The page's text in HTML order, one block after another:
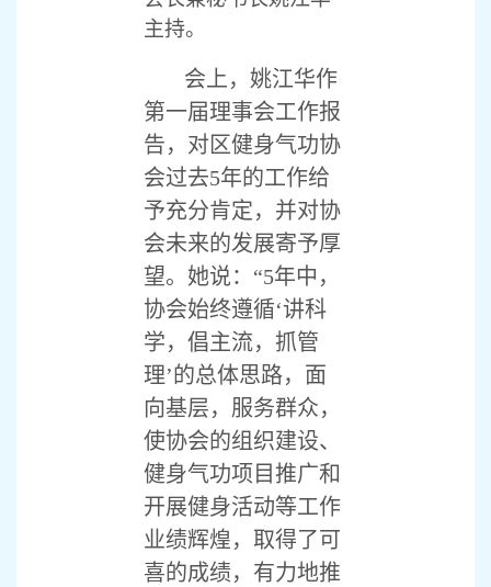
主持。
会上，姚江华作
第一届理事会工作报
告，对区健身气功协
会过去5年的工作给
予充分肯定，并对协
会未来的发展寄予厚
望。她说：“5年中，
协会始终遵循‘讲科
学，倡主流，抓管
理’的总体思路，面
向基层，服务群众，
使协会的组织建设、
健身气功项目推广和
开展健身活动等工作
业绩辉煌，取得了可
喜的成绩，有力地推